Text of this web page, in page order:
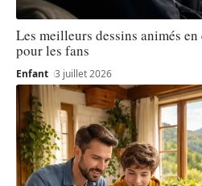
Les meilleurs dessins animés
pour les fans
Enfant 3 juillet 2026